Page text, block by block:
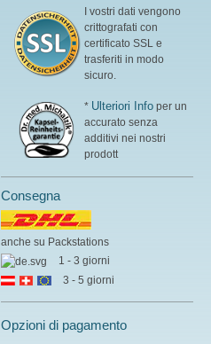
I vostri dati vengono
crittografati con
certificato SSL e
trasferiti in modo
sicuro.
* Ulteriori Info per un
accurato senza
additivi nei nostri
prodott
Consegna
anche su Packstations
1 - 3 giorni
3 - 5 giorni
Opzioni di pagamento